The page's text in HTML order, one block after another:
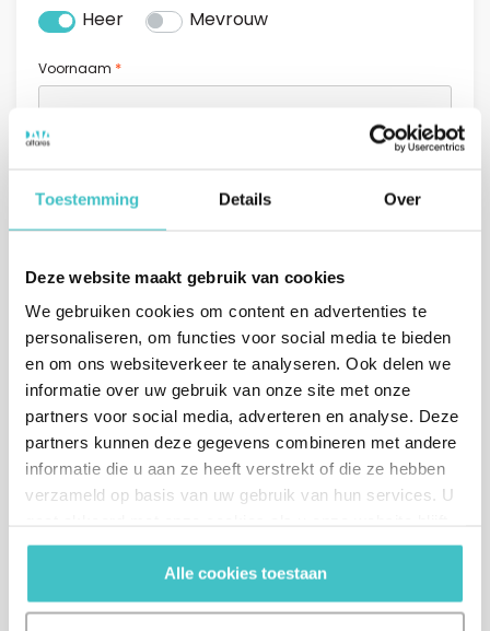
Toestemming Details Over
Deze website maakt gebruik van cookies
We gebruiken cookies om content en advertenties te
personaliseren, om functies voor social media te bieden
en om ons websiteverkeer te analyseren. Ook delen we
informatie over uw gebruik van onze site met onze
partners voor social media, adverteren en analyse. Deze
partners kunnen deze gegevens combineren met andere
informatie die u aan ze heeft verstrekt of die ze hebben
verzameld op basis van uw gebruik van hun services. U
gebruiken.
Alle cookies toestaan
Heer Mevrouw
Voornaam *
E-mailadres*
Telefoonnummer*
Nederland +31
+31